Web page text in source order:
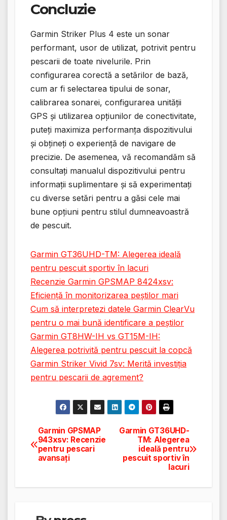
Concluzie
Garmin Striker Plus 4 este un sonar
performant, usor de utilizat, potrivit pentru
pescarii de toate nivelurile. Prin
configurarea corectă a setărilor de bază,
cum ar fi selectarea tipului de sonar,
calibrarea sonarei, configurarea unității
GPS și utilizarea opțiunilor de conectivitate,
puteți maximiza performanța dispozitivului
și obțineți o experiență de navigare de
precizie. De asemenea, vă recomandăm să
consultați manualul dispozitivului pentru
informații suplimentare și să experimentați
cu diverse setări pentru a găsi cele mai
bune opțiuni pentru stilul dumneavoastră
de pescuit.
Garmin GT36UHD-TM: Alegerea ideală
pentru pescuit sportiv în lacuri
Recenzie Garmin GPSMAP 8424xsv:
Eficiență în monitorizarea peștilor mari
Cum să interpretezi datele Garmin ClearVu
pentru o mai bună identificare a peștilor
Garmin GT8HW-IH vs GT15M-IH:
Alegerea potrivită pentru pescuit la copcă
Garmin Striker Vivid 7sv: Merită investiția
pentru pescarii de agrement?
Navigare
în
Garmin GT36UHD-
TM: Alegerea
ideală pentru
pescuit sportiv în
lacuri
Garmin GPSMAP
943xsv: Recenzie
pentru pescari
avansați